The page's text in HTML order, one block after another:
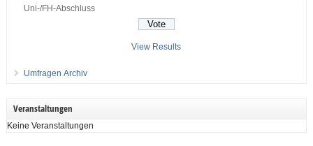
Uni-/FH-Abschluss
View Results
Umfragen Archiv
Veranstaltungen
Keine Veranstaltungen